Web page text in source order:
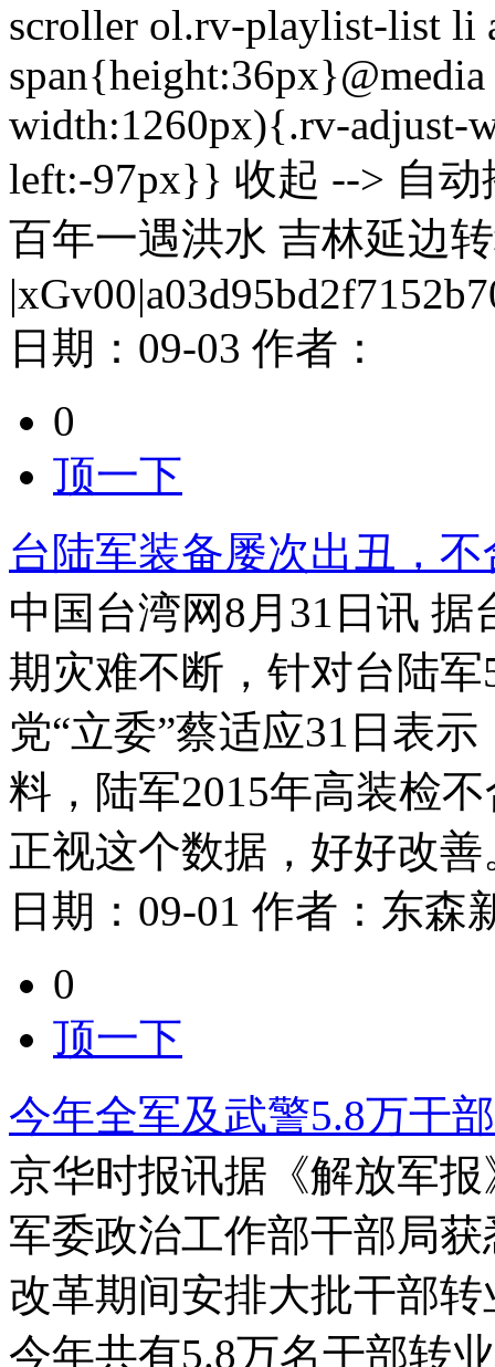
scroller ol.rv-playlist-list li
width:1260px){.rv-adjust-
left:-97px}} 收起 --> 自
百年一遇洪水 吉林延边
日期： 09-03 作者：
0
顶一下
台陆军装备屡次出丑，
中国台湾网8月31日讯 据
期灾难不断，针对台陆
党“立委”蔡适应31日表
料，陆军2015年高装检
正视这个数据，好好改善
日期： 09-01 作者： 东森
0
顶一下
今年全军及武警5.8万干
京华时报讯据《解放军
军委政治工作部干部局
改革期间安排大批干部
今年共有5.8万名干部转